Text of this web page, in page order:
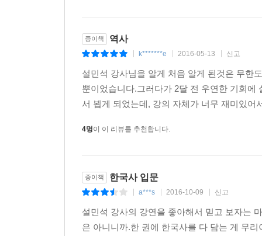
종이책 역사
k*******e 2016-05-13 신고
설민석 강사님을 알게 처음 알게 된것은 무한
뿐이었습니다.그러다가 2달 전 우연한 기회
서 뵙게 되었는데, 강의 자체가 너무 재미있
4명이 이 리뷰를 추천합니다.
종이책 한국사 입문
a***s 2016-10-09 신고
설민석 강사의 강연을 좋아해서 믿고 보자는
은 아니니까.한 권에 한국사를 다 담는 게 무